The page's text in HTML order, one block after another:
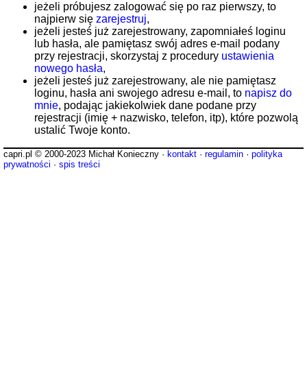
jeżeli próbujesz zalogować się po raz pierwszy, to
najpierw się zarejestruj,
jeżeli jesteś już zarejestrowany, zapomniałeś loginu
lub hasła, ale pamiętasz swój adres e-mail podany
przy rejestracji, skorzystaj z procedury ustawienia
nowego hasła,
jeżeli jesteś już zarejestrowany, ale nie pamiętasz
loginu, hasła ani swojego adresu e-mail, to napisz do
mnie, podając jakiekolwiek dane podane przy
rejestracji (imię + nazwisko, telefon, itp), które pozwolą
ustalić Twoje konto.
capri.pl © 2000-2023 Michał Konieczny · kontakt · regulamin · polityka
prywatności · spis treści